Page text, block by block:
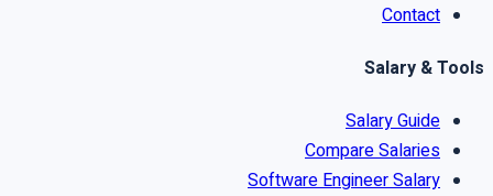
Contact
Salary & Tools
Salary Guide
Compare Salaries
Software Engineer Salary